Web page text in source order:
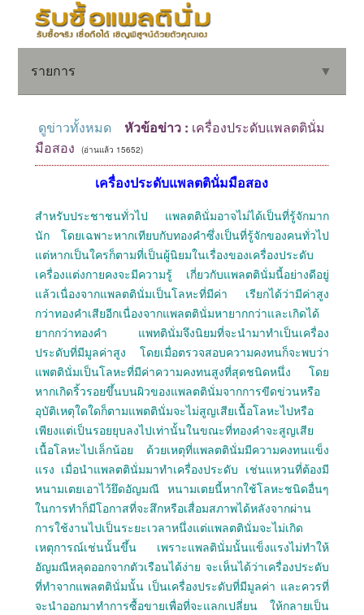
รายการ ▼
▼
▼
ดูข่าวทั้งหมด หัวข้อข่าว : เครื่องประดับแพลตตินั่ม
มือสอง
(อ่านแล้ว 15652)
เครื่องประดับแพลตตินั่มมือสอง
สำหรับประชาชนทั่วไป แพลตตินั่มอาจไม่ได้เป็นที่รู้จักมาก
นัก โดยเฉพาะหากเทียบกับทองคำซึ่งเป็นที่รู้จักของคนทั่วไป
แต่หากเป็นใครก็ตามที่เป็นผู้นิยมในเรื่องของเครื่องประดับ
เครื่องแต่งกายคงจะมีความรู้ เกี่ยวกับแพลตตินั่มนี้อย่างดีอยู่
แล้วเนื่องจากแพลตตินั่มเป็นโลหะที่มีค่า เรียกได้ว่ามีค่าสูง
กว่าทองคำเสียอีกเนื่องจากแพลตตินั่มหายากกว่าและเกิดได้
ยากกว่าทองคำ แพทตินั่มจึงนิยมที่จะนำมาทำเป็นเครื่อง
ประดับที่มีมูลค่าสูง โดยเมื่อตรวจสอบความคงทนก็จะพบว่า
แพตตินั่มเป็นโลหะที่มีค่าความคงทนสูงที่สุดชนิดหนึ่ง โดย
หากเกิดริ้วรอยขึ้นบนผิวของแพลตตินั่มจากการขีดข่วนหรือ
อุบัติเหตุใดใดก็ตามแพตตินั่มจะไม่สูญเสียเนื้อโลหะไปหรือ
เพียงแต่เป็นรอยยุบลงไปเท่านั้นในขณะที่ทองคำจะสูญเสีย
เนื้อโลหะไปเล็กน้อย ด้วยเหตุที่แพลตตินั่มมีความคงทนแข็ง
แรง เมื่อนำแพลตตินั่มมาทำเครื่องประดับ เช่นแหวนที่ต้องมี
หนามเตยเอาไว้ยึดอัญมณี หนามเตยนี้หากใช้โลหะชนิดอื่นๆ
ในการทำก็มีโอกาสที่จะสึกหรือเสื่อมสภาพได้หลังจากผ่าน
การใช้งานไปเป็นระยะเวลาหนึ่งแต่แพลตตินั่มจะไม่เกิด
เหตุการณ์เช่นนั้นขึ้น เพราะแพลตินั่มนั้นแข็งแรงไม่ทำให้
อัญมณีหลุดออกจากตัวเรือนได้ง่าย จะเห็นได้ว่าเครื่องประดับ
ที่ทำจากแพลตตินั่มนั้น เป็นเครื่องประดับที่มีมูลค่า และควรที่
จะนำออกมาทำการซื้อขายเพื่อที่จะแลกเปลี่ยน ให้กลายเป็น